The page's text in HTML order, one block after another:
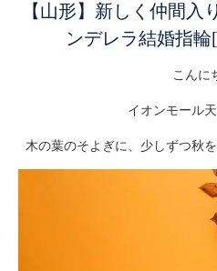
【山形】新しく仲間入
ンデレラ結婚指輪
こんに
イオンモール天
木の葉のそよぎに、少しずつ秋